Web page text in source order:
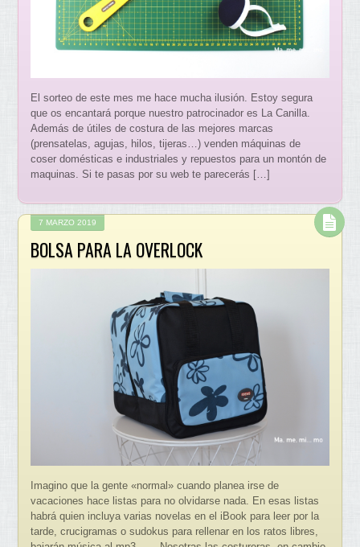
El sorteo de este mes me hace mucha ilusión. Estoy segura
que os encantará porque nuestro patrocinador es La Canilla.
Además de útiles de costura de las mejores marcas
(prensatelas, agujas, hilos, tijeras…) venden máquinas de
coser domésticas e industriales y repuestos para un montón de
maquinas. Si te pasas por su web te parecerás […]
7 MARZO 2019
BOLSA PARA LA OVERLOCK
Imagino que la gente «normal» cuando planea irse de
vacaciones hace listas para no olvidarse nada. En esas listas
habrá quien incluya varias novelas en el iBook para leer por la
tarde, crucigramas o sudokus para rellenar en los ratos libres,